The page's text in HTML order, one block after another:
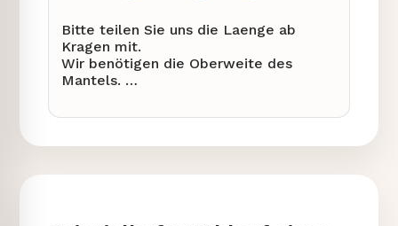
Bitte teilen Sie uns die Laenge ab
Kragen mit.
Wir benötigen die Oberweite des
Mantels.
Die Armlaenge ab Schulternaht fehlt
Wir benötigen die Armlaenge ab